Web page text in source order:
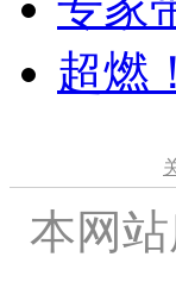
超燃
本网